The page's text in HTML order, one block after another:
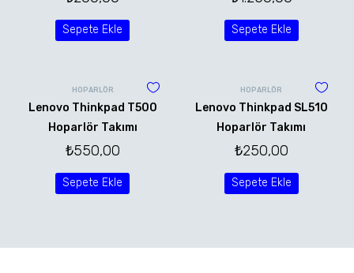
Sepete Ekle Sepete Ekle
HOPARLÖR
Lenovo Thinkpad T500
Hoparlör Takımı
₺550,00
Sepete Ekle
HOPARLÖR
Lenovo Thinkpad SL510
Hoparlör Takımı
₺250,00
Sepete Ekle